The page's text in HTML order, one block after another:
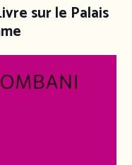
sur le Palais